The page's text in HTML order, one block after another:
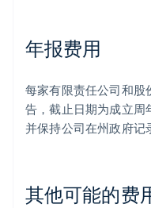
年报费用
每家有限责任公司和股
告，截止日期为成立周
并保持公司在州政府记
其他可能的费